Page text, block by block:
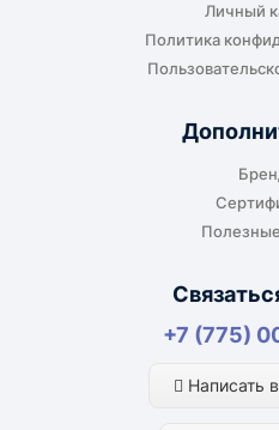
Личный
Политика
+7 (775)
Написать